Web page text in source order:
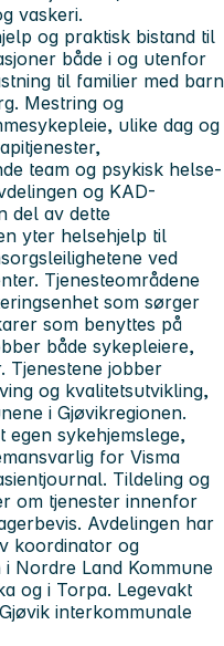
vaskeri.
og praktisk bistand til
både i og utenfor
til familier med barn
Mestring og
ulike dag og
team og psykisk helse-
og KAD-
del av dette
yter helsehjelp til
ved
Tjenesteområdene
som sørger
som benyttes på
både sykepleiere,
Tjenestene jobber
og kvalitetsutvikling,
i Gjøvikregionen.
sykehjemslege,
for Visma
Tildeling og
om tjenester innenfor
Avdelingen har
koordinator og
Nordre Land Kommune
og i Torpa. Legevakt
interkommunale